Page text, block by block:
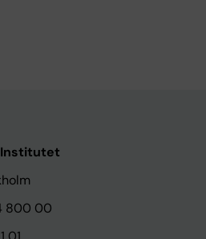
Institutet
800 00